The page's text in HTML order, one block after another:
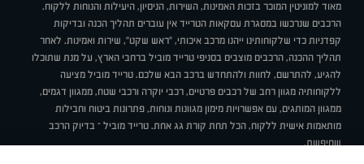
מאוד למוניטין המוכר בזכות האמינות, השירות, הניסיון, היעילות והנוחות ללקוח.
הרכבים שנרכשו במסגרת עסקאות הטרייד אין עוברים תהליך הכנה ובדיקות
קפדניות כדי שלקוחותינו ייהנו מרכב איכותי, "ראש שקט", שירות ואמינות. לאחר
תהליך ההכנה, הרכבים מוצבים בסניפי טרייד מוביל ברחבי הארץ, על מנת שתוכלו
להגיע, להתרשם, לחוות ולהתחדש ברכב הבא שלכם. טרייד מוביל מציעה
ללקוחותיה מגוון רחב של רכבים פרטיים, רכבי יוקרה ורכבי שטח, ממגוון דגמים,
ממגוון המותגים, עם אפשרויות מימון מגוונות ונוחות, פתרונות ביטוח וחבילות
מותאמות אישית ללקוח, הכל תחת קורת גג אחת. טרייד מוביל – בדיוק הרכב
שחיפשת.